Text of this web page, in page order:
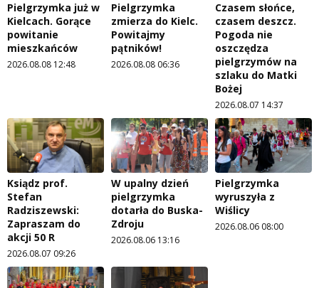
Pielgrzymka już w
Kielcach. Gorące
powitanie
mieszkańców
2026.08.08 12:48
Pielgrzymka
zmierza do Kielc.
Powitajmy
pątników!
2026.08.08 06:36
Czasem słońce,
czasem deszcz.
Pogoda nie
oszczędza
pielgrzymów na
szlaku do Matki
Bożej
2026.08.07 14:37
Ksiądz prof.
Stefan
Radziszewski:
Zapraszam do
akcji 50 R
2026.08.07 09:26
W upalny dzień
pielgrzymka
dotarła do Buska-
Zdroju
2026.08.06 13:16
Pielgrzymka
wyruszyła z
Wiślicy
2026.08.06 08:00